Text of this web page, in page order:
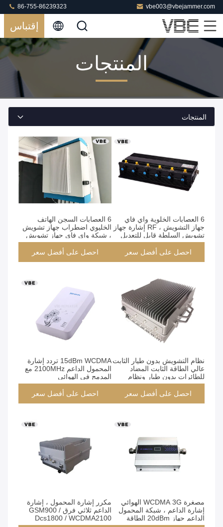
vbe003@vbejammer.com
86-755-86239323
إقتباس
المنتجات
المنتجات
6 العصابات الخلوية واي فاي
جهاز التشويش ، RF إشارة جهاز
تشويش السلطة قابل للتعديل
احصل على أفضل سعر
6 العصابات السجن الهاتف
الخليوي اضطراب جهاز تشويش
، شبكة واي فاي جهاز تشويش
ضارة للإنسان
احصل على أفضل سعر
نظام التشويش بدون طيار الثابت
عالي الطاقة الثابت المضاد
للطائرات بدون طيار ونظام
التشويش بدون طيار المضاد
للماءاحصل على أفضل سعر
15dBm WCDMA تردد إشارة
المحمول الداعم 2100MHz مع
المدمج في الهوائي
احصل على أفضل سعر
مصغرة WCDMA 3G الهوائي
إشارة الداعم ، شبكة المحمول
الداعم جهاز 20dBm الطاقة
مكرر إشارة المحمول ، إشارة
الداعم ثلاثي فرق GSM900 /
Dcs1800 / WCDMA2100